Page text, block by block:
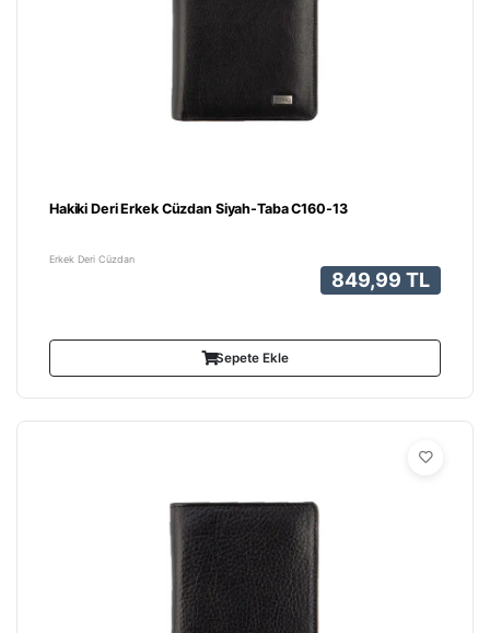
Hakiki Deri Erkek Cüzdan Siyah-Taba C160-13
Erkek Deri Cüzdan
849,99 TL
Sepete Ekle